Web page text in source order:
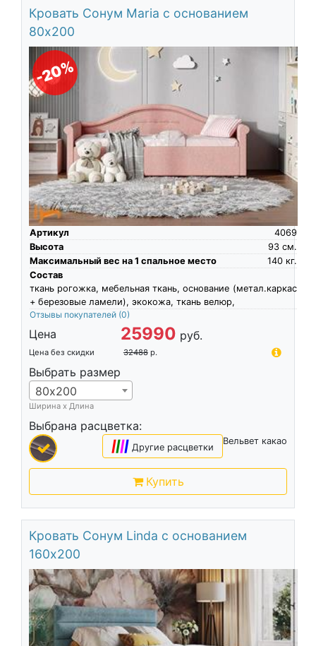
Кровать Сонум Maria с основанием
80х200
-20%
Артикул
4069
Высота
см.
93
Максимальный вес на 1 спальное место
кг.
140
Состав
ткань рогожка, мебельная ткань, основание (метал.каркас
+ березовые ламели), экокожа, ткань велюр,
Отзывы покупателей (0)
Цена 25990 руб.
Цена без скидки 32488 р.
Выбрать размер
80х200
Ширина х Длина
Выбрана расцветка:
Вельвет какао
|||| Другие расцветки
Купить
Кровать Сонум Linda с основанием
160х200